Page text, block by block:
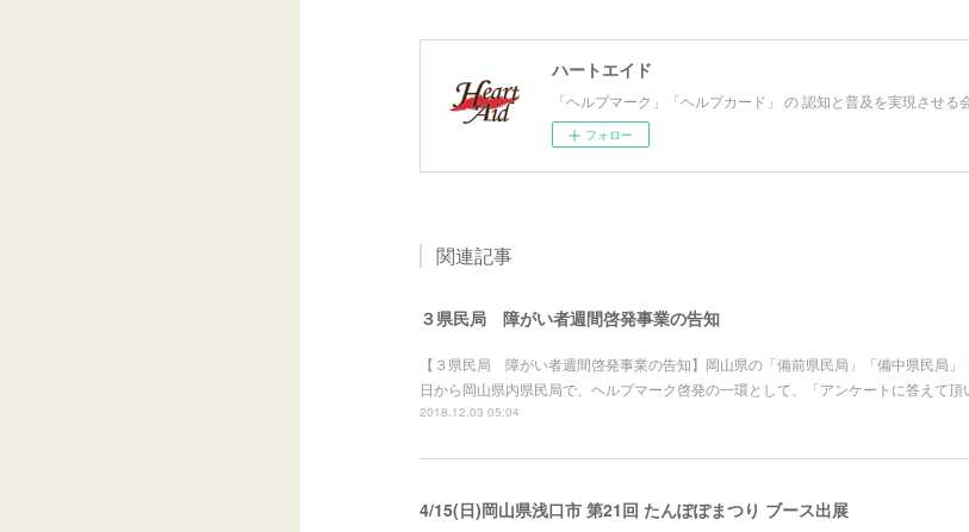
ハートエイド
「ヘルプマーク」「ヘルプカード」 の 認知と普及を実現させる
フォロー
関連記事
３県民局 障がい者週間啓発事業の告知
【３県民局 障がい者週間啓発事業の告知】岡山県の「備前県民局」「備中県民局
日から岡山県内県民局で、ヘルプマーク啓発の一環として、「アンケートに答えて頂
2018.12.03 05:04
4/15(日)岡山県浅口市 第21回 たんぽぽまつり ブース出展